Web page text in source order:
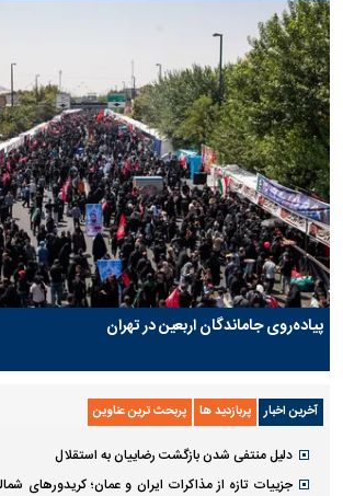
پیاده‌روی جاماندگان اربعین در تهران
آخرین اخبار پربازدید ها پربحث ترین عناوین
دلیل منتفی شدن بازگشت رضاییان به استقلال
جزییات تازه از مذاکرات ایران و عمان؛ کریدورهای